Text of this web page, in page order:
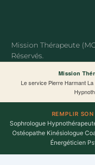
k
-
Mission Thérapeute
Réservés.
Mission
Le service·Pierre Harmant·
REMPLIR
Sophrologue·
Ostéopathe·Kinésiologue·
Énergéticien·